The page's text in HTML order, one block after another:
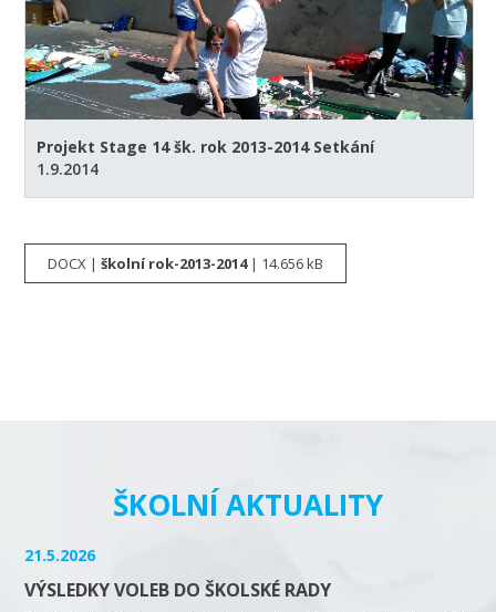
Projekt Stage 14 šk. rok 2013-2014 Setkání
1.9.2014
DOCX |školní rok-2013-2014| 14.656 kB
ŠKOLNÍ AKTUALITY
21.5.2026
VÝSLEDKY VOLEB DO ŠKOLSKÉ RADY